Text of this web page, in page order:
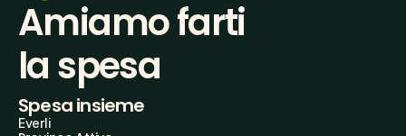
Amiamo farti
la spesa
Spesa insieme
Everli